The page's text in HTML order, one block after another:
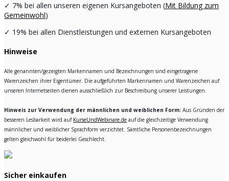
✓ 7% bei allen unseren eigenen Kursangeboten (Mit Bildung zum
Gemeinwohl)
✓ 19% bei allen Dienstleistungen und externen Kursangeboten
Hinweise
Alle genannten/gezeigten Markennamen und Bezeichnungen sind eingetragene
Warenzeichen ihrer Eigentümer. Die aufgeführten Markennamen und Warenzeichen auf
unseren Internetseiten dienen ausschließlich zur Beschreibung unserer Leistungen.
Hinweis zur Verwendung der männlichen und weiblichen Form: Aus Gründen der
besseren Lesbarkeit wird auf KurseUndWebinare.de auf die gleichzeitige Verwendung
männlicher und weiblicher Sprachform verzichtet. Sämtliche Personenbezeichnungen
gelten gleichwohl für beiderlei Geschlecht.
Sicher einkaufen